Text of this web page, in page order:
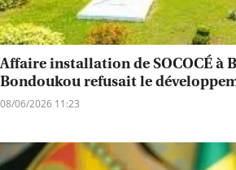
Affaire installation de SOCOCÉ à
Bondoukou refusait le
08/06/2026 11:23